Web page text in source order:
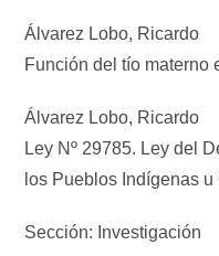
Álvarez Lobo, Ricardo
Función del tío materno
Álvarez Lobo, Ricardo
Ley Nº 29785. Ley del
los Pueblos Indígenas
Sección: Investigación